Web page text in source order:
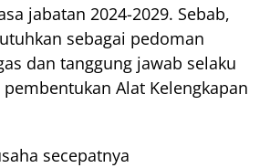
jabatan 2024-2029. Sebab,
sebagai pedoman
dan tanggung jawab selaku
Alat Kelengkapan
secepatnya